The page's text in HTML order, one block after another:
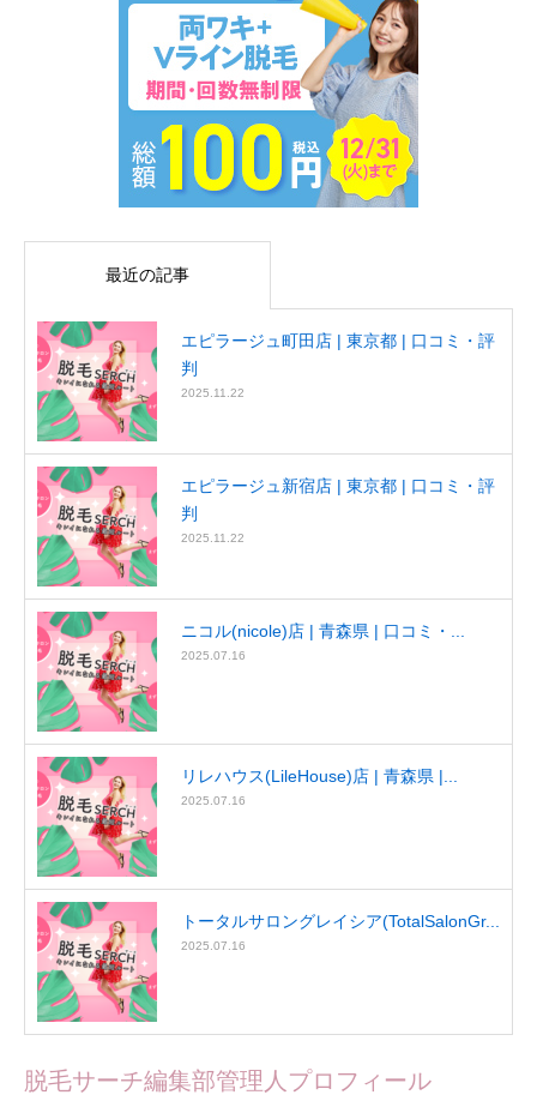
最近の記事
エピラージュ町田店 | 東京都 | 口コミ・評
判
2025.11.22
エピラージュ新宿店 | 東京都 | 口コミ・評
判
2025.11.22
ニコル(nicole)店 | 青森県 | 口コミ・...
2025.07.16
リレハウス(LileHouse)店 | 青森県 |...
2025.07.16
トータルサロングレイシア(TotalSalonGr...
2025.07.16
脱毛サーチ編集部管理人プロフィール